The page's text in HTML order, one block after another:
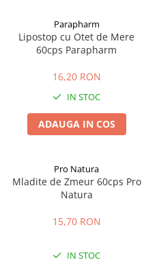
Sanatatea ochilor
Hepato-biliare
Glanda tiroida
Probleme renale
Prostata, urologie
Sistemul osos
Produse naturiste
Antiinflamator
Antitumorale
Indulcitori
Miere
Bomboane
Gume de mestecat
Siropuri, gemuri
Ciocolata
Miere Manuka
Mancare sanatoasa
Leguminoase
Geluri de dus naturale
Vopsele
Produse de uz casnic
Produse pentru bucatarie
Produse igienizare
Deodorante
Igiena orala
Protectie antivirala
Sare de baie
Detergenti Bio
Parapharm
Lipostop cu Otet de Mere
60cps Parapharm
16,20 RON
IN STOC
ADAUGA IN COS
Pro Natura
Mladite de Zmeur 60cps Pro
Natura
15,70 RON
IN STOC